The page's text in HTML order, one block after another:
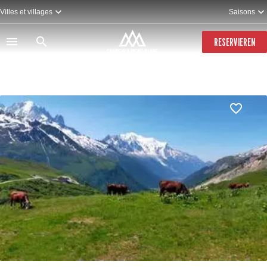
Direkt
zum
Inhalt
Villes et villages Saisons
RESERVIEREN